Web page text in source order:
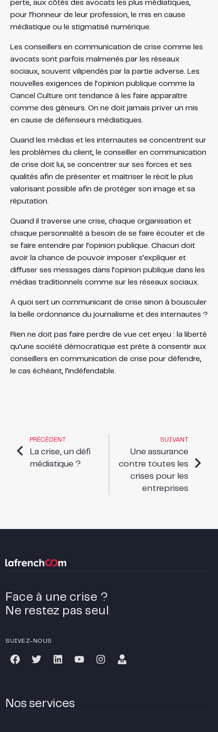
perte, aux côtés des avocats les plus médiatiques,
pour l’honneur de leur profession, le mis en cause
médiatique ou le stigmatisé numérique.
Les conseillers en communication de crise comme les
avocats sont parfois malmenés par les réseaux
sociaux, souvent vilipendés par la partie adverse. Les
nouvelles exigences de l’opinion publique comme la
Cancel Culture ont tendance à les faire apparaître
comme des gêneurs. On ne doit jamais priver un mis
en cause de défenseurs médiatiques.
Quand les médias et les internautes se concentrent sur
les problèmes du client, le conseiller en communication
de crise doit lui, se concentrer sur ses forces et ses
qualités afin de présenter et maîtriser le récit le plus
valorisant possible afin de protéger son image et sa
réputation.
Quand il traverse une crise, chaque organisation et
chaque personnalité a besoin de se faire écouter et de
se faire entendre par l’opinion publique. Chacun doit
avoir la chance de pouvoir imposer s’expliquer et
diffuser ses messages dans l’opinion publique dans les
médias traditionnels comme sur les réseaux sociaux.
A quoi sert un communicant de crise sinon à bousculer
la belle ordonnance du journalisme et des internautes ?
Rien ne doit pas faire perdre de vue cet enjeu : la liberté
qu’une société démocratique est prête à consentir aux
conseillers en communication de crise pour défendre,
le cas échéant, l’indéfendable.
PRÉCÉDENT
La crise, un défi
médiatique ?
SUIVANT
Une assurance
contre toutes les
crises pour les
entreprises
Face à une crise ?
Ne restez pas seul .
SUIVEZ-NOUS
Nos services